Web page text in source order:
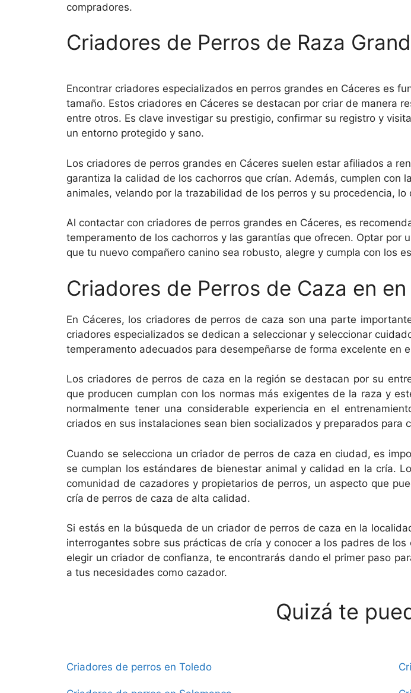
compradores.
Criadores de Perros de Raza
Encontrar criadores especializados en perros grandes en Cáceres es
tamaño. Estos criadores en Cáceres se destacan por criar de manera
entre otros. Es clave investigar su prestigio, confirmar su registro y
un entorno protegido y sano.
Los criadores de perros grandes en Cáceres suelen estar afiliados a
garantiza la calidad de los cachorros que crían. Además, cumplen con
animales, velando por la trazabilidad de los perros y su procedencia,
Al contactar con criadores de perros grandes en Cáceres, es
temperamento de los cachorros y las garantías que ofrecen. Optar
que tu nuevo compañero canino sea robusto, alegre y cumpla con los
Criadores de Perros de Caza en
En Cáceres, los criadores de perros de caza son una parte
criadores especializados se dedican a seleccionar y seleccionar
temperamento adecuados para desempeñarse de forma excelente en
Los criadores de perros de caza en la región se destacan por su
que producen cumplan con los normas más exigentes de la raza y
normalmente tener una considerable experiencia en el
criados en sus instalaciones sean bien socializados y preparados para
Cuando se selecciona un criador de perros de caza en ciudad, es
se cumplan los estándares de bienestar animal y calidad en la cría.
comunidad de cazadores y propietarios de perros, un aspecto que
cría de perros de caza de alta calidad.
Si estás en la búsqueda de un criador de perros de caza en la
interrogantes sobre sus prácticas de cría y conocer a los padres de
elegir un criador de confianza, te encontrarás dando el primer paso
a tus necesidades como cazador.
Quizá te
Criadores de perros en Toledo